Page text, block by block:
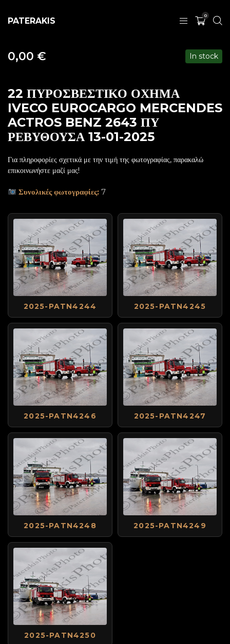
PATERAKIS
0
22 ΠΥΡΟΣΒΕΣΤΙΚΟ ΟΧΗΜΑ
IVECO EUROCARGO MERCENDES
ACTROS BENZ 2643 ΠΥ
ΡΕΒΥΘΟΥΣΑ 13-01-2025
0,00 € In stock
Για πληροφορίες σχετικά με την τιμή της φωτογραφίας, παρακαλώ
επικοινωνήστε μαζί μας!
Συνολικές φωτογραφίες: 7
2025-PATN4244 2025-PATN4245
2025-PATN4246 2025-PATN4247
2025-PATN4248 2025-PATN4249
2025-PATN4250